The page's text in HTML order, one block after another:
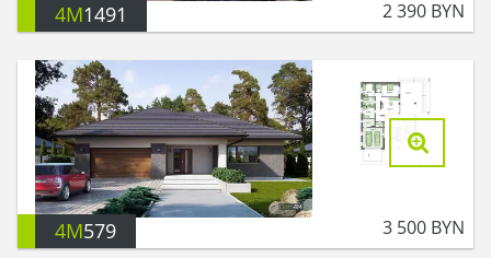
4M1491 2 390 BYN
4M579 3 500 BYN